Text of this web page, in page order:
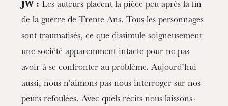
JW : Les auteurs placent la pièce peu après la fin
de la guerre de Trente Ans. Tous les personnages
sont traumatisés, ce que dissimule soigneusement
une société apparemment intacte pour ne pas
avoir à se confronter au problème. Aujourd’hui
aussi, nous n’aimons pas nous interroger sur nos
peurs refoulées. Avec quels récits nous laissons-